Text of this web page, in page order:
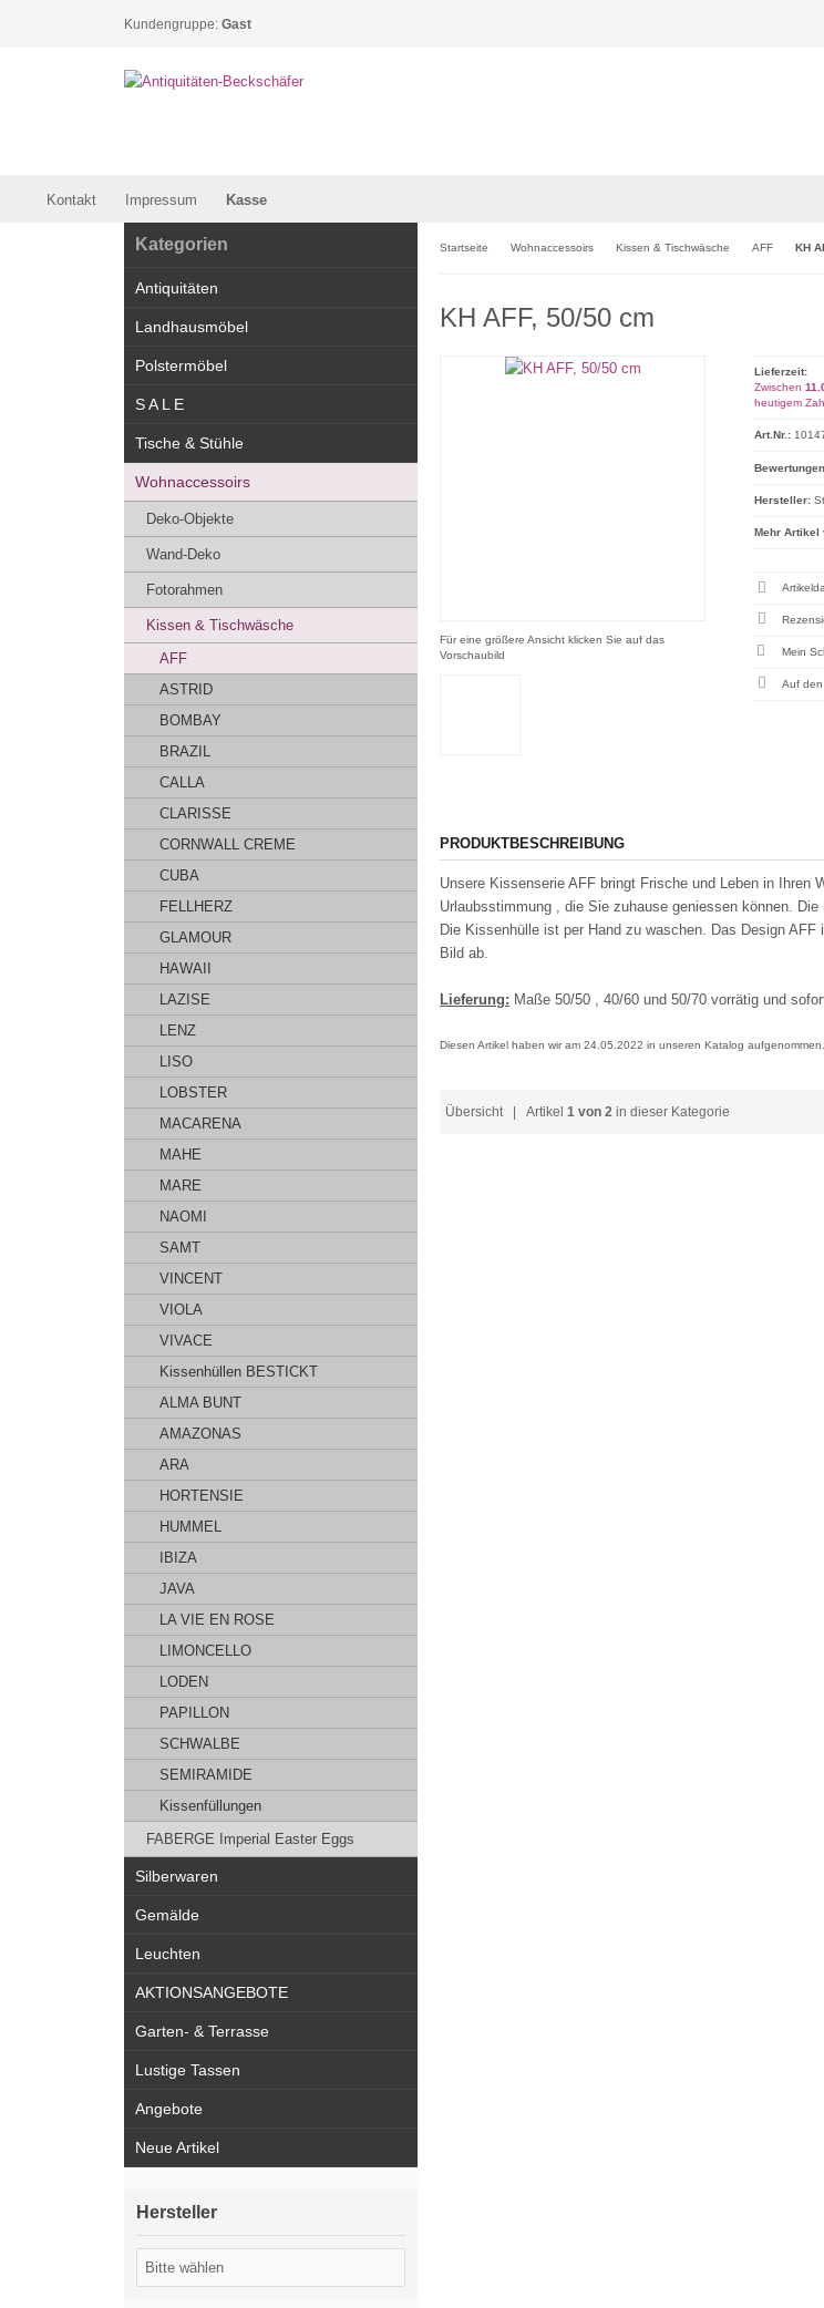
Kundengruppe: Gast
Kontakt Impressum Kasse
Startseite Wohnaccessoirs Kissen & Tischwäsche AFF KH
KH AFF, 50/50 cm
Für eine größere Ansicht klicken Sie auf das
Vorschaubild
Lieferzeit:
Zwischen
heutigem
Art.Nr.:
Hersteller:
Mehr Artikel
Mein
PRODUKTBESCHREIBUNG
Unsere Kissenserie AFF bringt Frische und Leben in Ihren
Urlaubsstimmung , die Sie zuhause geniessen können.
Die Kissenhülle ist per Hand zu waschen. Das Design
Bild ab.
Lieferung: Maße 50/50 , 40/60 und 50/70 vorrätig und
Diesen Artikel haben wir am 24.05.2022 in unseren Katalog aufgenommen.
Übersicht| Artikel 1 von 2 in dieser Kategorie
Kategorien
Antiquitäten
Landhausmöbel
Polstermöbel
S A L E
Tische & Stühle
Wohnaccessoirs
Deko-Objekte
Wand-Deko
Fotorahmen
Kissen & Tischwäsche
AFF
ASTRID
BOMBAY
BRAZIL
CALLA
CLARISSE
CORNWALL CREME
CUBA
FELLHERZ
GLAMOUR
HAWAII
LAZISE
LENZ
LISO
LOBSTER
MACARENA
MAHE
MARE
NAOMI
SAMT
VINCENT
VIOLA
VIVACE
Kissenhüllen BESTICKT
ALMA BUNT
AMAZONAS
ARA
HORTENSIE
HUMMEL
IBIZA
JAVA
LA VIE EN ROSE
LIMONCELLO
LODEN
PAPILLON
SCHWALBE
SEMIRAMIDE
Kissenfüllungen
FABERGE Imperial Easter Eggs
Silberwaren
Gemälde
Leuchten
AKTIONSANGEBOTE
Garten- & Terrasse
Lustige Tassen
Angebote
Neue Artikel
Hersteller